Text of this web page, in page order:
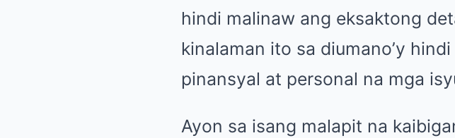
hindi malinaw ang eksaktong
kinalaman ito sa diumano’y
pinansyal at personal na mga
Ayon sa isang malapit na